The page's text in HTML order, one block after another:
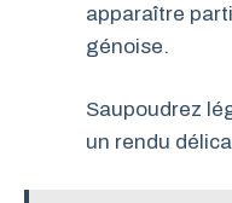
apparaître
génoise.
Saupoudrez
un rendu